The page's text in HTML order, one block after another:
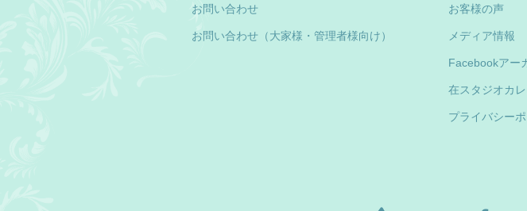
お問い合わせ
お問い合わせ（大家様・管理者様向け）
お客様の声
メディア情報
Facebookアー
在スタジオカ
プライバシー